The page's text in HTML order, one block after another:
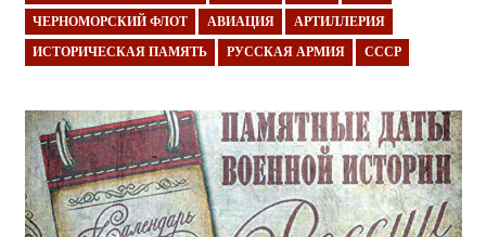
ЧЕРНОМОРСКИЙ ФЛОТ АВИАЦИЯ АРТИЛЛЕРИЯ
ИСТОРИЧЕСКАЯ ПАМЯТЬ РУССКАЯ АРМИЯ СССР